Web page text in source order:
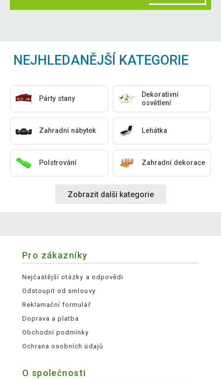
NEJHLEDANĚJŠÍ KATEGORIE
Párty stany
Dekorativní
osvětlení
Zahradní nábytek Lehátka
Polstrování Zahradní dekorace
Zobrazit další kategorie
Pro zákazníky
Nejčastější otázky a odpovědi
Odstoupit od smlouvy
Reklamační formulář
Doprava a platba
Obchodní podmínky
Ochrana osobních údajů
O společnosti